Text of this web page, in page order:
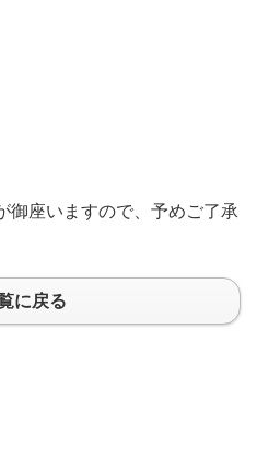
座いますので、予めご了承
に戻る